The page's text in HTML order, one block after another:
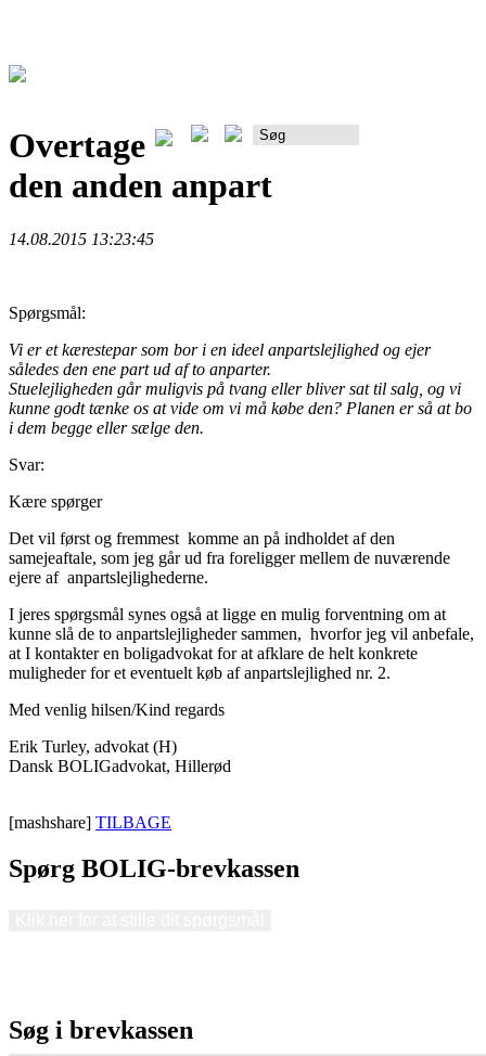
Overtage
den anden anpart
14.08.2015 13:23:45
Spørgsmål:
Vi er et kærestepar som bor i en ideel anpartslejlighed og ejer
således den ene part ud af to anparter.
Stuelejligheden går muligvis på tvang eller bliver sat til salg, og vi
kunne godt tænke os at vide om vi må købe den? Planen er så at bo
i dem begge eller sælge den.
Svar:
Kære spørger
Det vil først og fremmest komme an på indholdet af den
samejeaftale, som jeg går ud fra foreligger mellem de nuværende
ejere af anpartslejlighederne.
I jeres spørgsmål synes også at ligge en mulig forventning om at
kunne slå de to anpartslejligheder sammen, hvorfor jeg vil anbefale,
at I kontakter en boligadvokat for at afklare de helt konkrete
muligheder for et eventuelt køb af anpartslejlighed nr. 2.
Med venlig hilsen/Kind regards
Erik Turley, advokat (H)
Dansk BOLIGadvokat, Hillerød
[mashshare] TILBAGE
Spørg BOLIG-brevkassen
Søg i brevkassen